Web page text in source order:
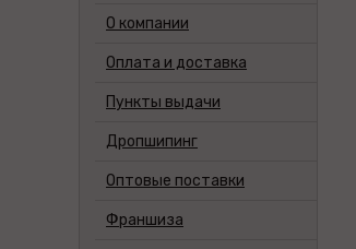
О компании
Оплата и доставка
Пункты выдачи
Дропшипинг
Оптовые поставки
Франшиза